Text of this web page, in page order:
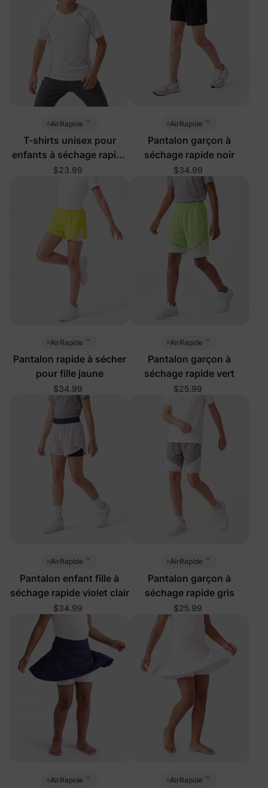
AirRapide ™
T-shirts unisex pour
enfants à séchage rapide
avec protection UPF
contre les éruptions
cutanées, blancs
$23.99
AirRapide ™
Pantalon garçon à
séchage rapide noir
$34.99
AirRapide ™
Pantalon rapide à sécher
pour fille jaune
$34.99
AirRapide ™
Pantalon garçon à
séchage rapide vert
$25.99
AirRapide ™
Pantalon enfant fille à
séchage rapide violet clair
$34.99
AirRapide ™
Pantalon garçon à
séchage rapide gris
$25.99
AirRapide ™ AirRapide ™